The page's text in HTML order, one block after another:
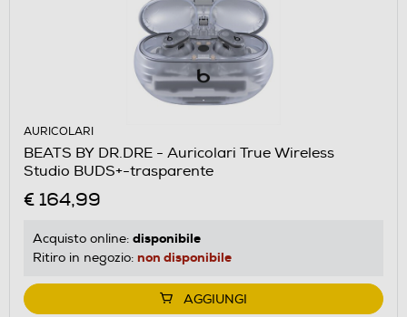
AURICOLARI
BEATS BY DR.DRE - Auricolari True Wireless
Studio BUDS+-trasparente
€ 164,99
Acquisto online: disponibile
Ritiro in negozio: non disponibile
AGGIUNGI